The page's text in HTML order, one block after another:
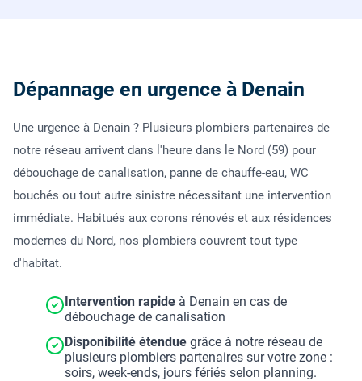
Dépannage en urgence à Denain
Une urgence à Denain ? Plusieurs plombiers partenaires de
notre réseau arrivent dans l'heure dans le Nord (59) pour
débouchage de canalisation, panne de chauffe-eau, WC
bouchés ou tout autre sinistre nécessitant une intervention
immédiate. Habitués aux corons rénovés et aux résidences
modernes du Nord, nos plombiers couvrent tout type
d'habitat.
Intervention rapide à Denain en cas de
débouchage de canalisation
Disponibilité étendue grâce à notre réseau de
plusieurs plombiers partenaires sur votre zone :
soirs, week-ends, jours fériés selon planning.